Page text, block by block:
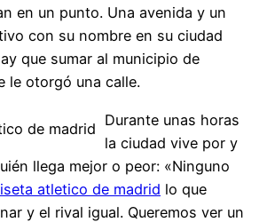
en un punto. Una avenida y un
con su nombre en su ciudad
que sumar al municipio de
le otorgó una calle.
Durante unas horas
la ciudad vive por y
llega mejor o peor: «Ninguno
atletico de madrid lo que
y el rival igual. Queremos ver un